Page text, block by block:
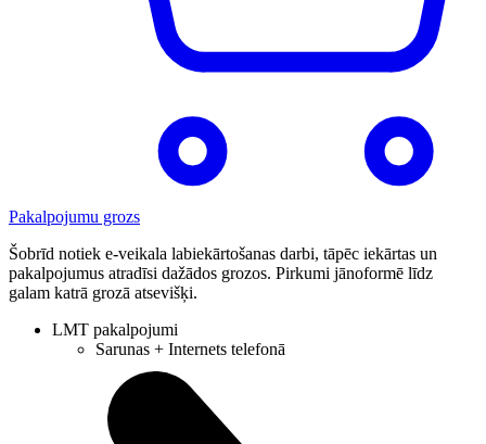
Pakalpojumu grozs
Šobrīd notiek e-veikala labiekārtošanas darbi, tāpēc iekārtas un
pakalpojumus atradīsi dažādos grozos. Pirkumi jānoformē līdz
galam katrā grozā atsevišķi.
LMT pakalpojumi
Sarunas + Internets telefonā